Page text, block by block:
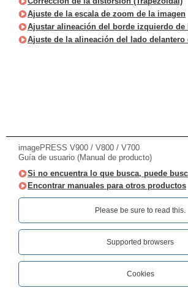
Ajuste de la escala de zoom de la imagen
Ajustar alineación del borde izquierdo de
Ajuste de la alineación del lado delantero
imagePRESS V900 / V800 / V700
Guía de usuario (Manual de producto)
Si no encuentra lo que busca, puede
Encontrar manuales para otros productos
Please be sure to read this.‎
Supported browsers
Cookies